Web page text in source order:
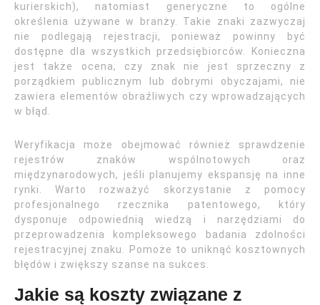
kurierskich), natomiast generyczne to ogólne
określenia używane w branży. Takie znaki zazwyczaj
nie podlegają rejestracji, ponieważ powinny być
dostępne dla wszystkich przedsiębiorców. Konieczna
jest także ocena, czy znak nie jest sprzeczny z
porządkiem publicznym lub dobrymi obyczajami, nie
zawiera elementów obraźliwych czy wprowadzających
w błąd.
Weryfikacja może obejmować również sprawdzenie
rejestrów znaków wspólnotowych oraz
międzynarodowych, jeśli planujemy ekspansję na inne
rynki. Warto rozważyć skorzystanie z pomocy
profesjonalnego rzecznika patentowego, który
dysponuje odpowiednią wiedzą i narzędziami do
przeprowadzenia kompleksowego badania zdolności
rejestracyjnej znaku. Pomoże to uniknąć kosztownych
błędów i zwiększy szanse na sukces.
Jakie są koszty związane z